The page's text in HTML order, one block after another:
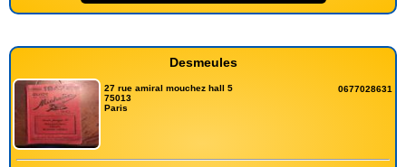
Desmeules
27 rue amiral mouchez hall 5
75013
Paris
0677028631